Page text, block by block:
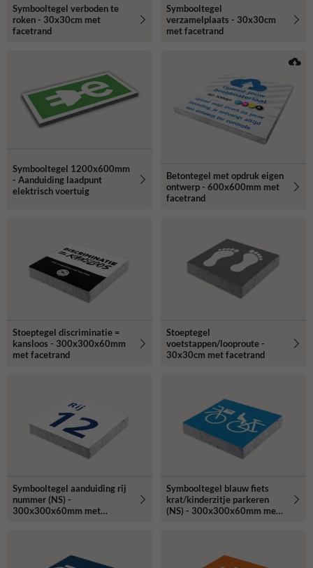
Symbooltegel verboden te
roken - 30x30cm met
facetrand
Symbooltegel
verzamelplaats - 30x30cm
met facetrand
Symbooltegel 1200x600mm
- Aanduiding laadpunt
elektrisch voertuig
Betontegel met opdruk eigen
ontwerp - 600x600mm met
facetrand
Stoeptegel discriminatie =
kansloos - 300x300x60mm
met facetrand
Stoeptegel
voetstappen/looproute -
30x30cm met facetrand
Symbooltegel aanduiding rij
nummer (NS) -
300x300x60mm met
Symbooltegel blauw fiets
krat/kinderzitje parkeren
(NS) - 300x300x60mm met